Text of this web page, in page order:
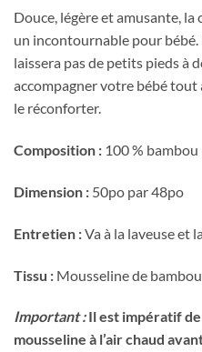
Douce, légère et amusante,
un incontournable pour
laissera pas de petits pieds à
accompagner votre bébé tout
le réconforter.
Composition : 100 % bambou
Dimension : 50po par 48po
Entretien :Va à la laveuse et
Tissu : Mousseline de bambou
Important :Il est impératif
mousseline à l’air chaud